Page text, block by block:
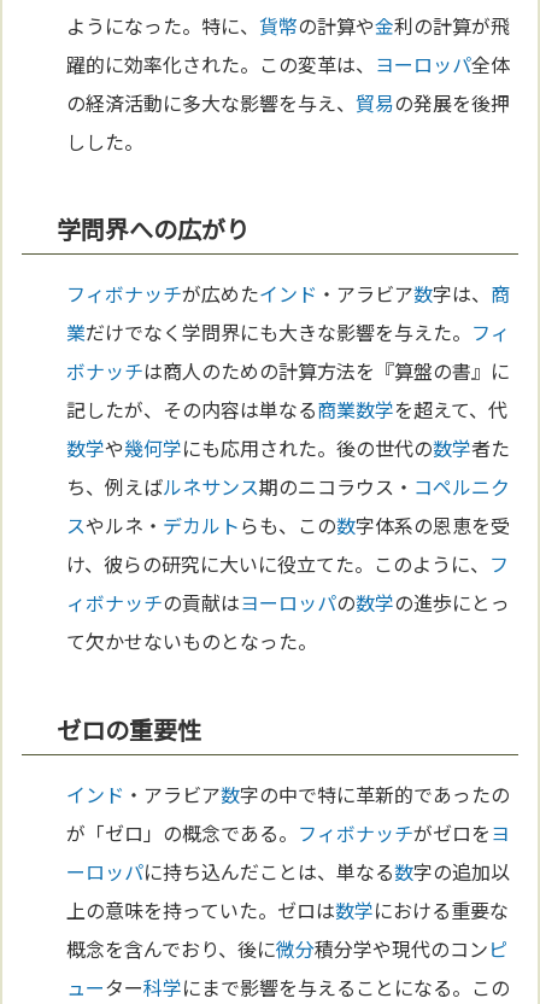
ようになった。特に、貨幣の計算や金利の計算が飛
躍的に効率化された。この変革は、 ヨーロッパ全体
の経済活動に多大な影響を与え、貿易の発展を後押
しした。
学問界への広がり
フィボナッチが広めたインド ・アラビア数字は、 商
業だけでなく学問界にも大きな影響を与えた。 フィ
ボナッチは商人のための計算方法を『算盤の書』に
記したが、その内容は単なる商業数学を超えて、代
数学や幾何学にも応用された。後の世代の数学者た
ち、例えばルネサンス期のニコラウス・ コペルニク
スやルネ・ デカルトらも、この数字体系の恩恵を受
け、彼らの研究に大いに役立てた。このように、 フ
ィボナッチの貢献はヨーロッパの数学の進歩にとっ
て欠かせないものとなった。
ゼロの重要性
インド ・アラビア数字の中で特に革新的であったの
が「ゼロ」の概念である。 フィボナッチがゼロをヨ
ーロッパに持ち込んだことは、単なる数字の追加以
上の意味を持っていた。ゼロは数学における重要な
概念を含んでおり、後に微分積分学や現代のコンピ
ューター科学にまで影響を与えることになる。この